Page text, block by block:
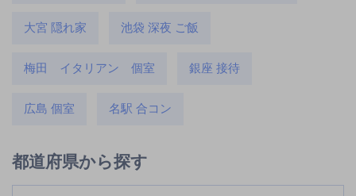
大宮 隠れ家 池袋 深夜 ご飯
梅田 イタリアン 個室 銀座 接待
広島 個室 名駅 合コン
都道府県から探す